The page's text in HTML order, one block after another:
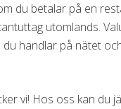
du betalar på en
utomlands.
du handlar på nätet
vi! Hos oss kan du